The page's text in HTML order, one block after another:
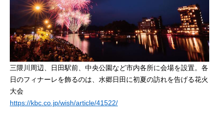
三隈川周辺、日田駅前、中央公園など市内各所に会場を設置。各
日のフィナーレを飾るのは、水郷日田に初夏の訪れを告げる花火
大会
https://kbc.co.jp/wish/article/41522/